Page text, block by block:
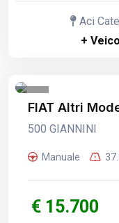
Aci
+
FIAT Altri
500 GIANNINI
Manuale
€ 15.700